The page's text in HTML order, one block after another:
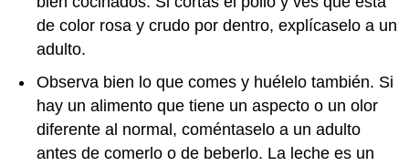
de color rosa y crudo por dentro, explícaselo a un
adulto.
Observa bien lo que comes y huélelo también. Si
hay un alimento que tiene un aspecto o un olor
diferente al normal, coméntaselo a un adulto
antes de comerlo o de beberlo. La leche es un